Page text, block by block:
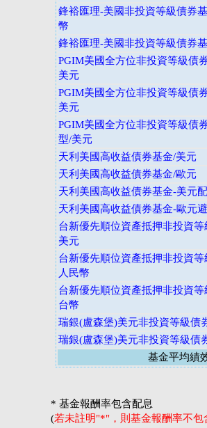
鋒裕匯理-美國非投資等級債券
幣
鋒裕匯理-美國非投資等級債券
PGIM美國全方位非投資等級債
美元
PGIM美國全方位非投資等級債
美元
PGIM美國全方位非投資等級債
型/美元
天利美國高收益債券基金/美元
天利美國高收益債券基金/歐元
天利美國高收益債券基金-美元
天利美國高收益債券基金-歐元
台新優先順位資產抵押非投資
美元
台新優先順位資產抵押非投資
人民幣
台新優先順位資產抵押非投資
台幣
瑞銀(盧森堡)美元非投資等級債
瑞銀(盧森堡)美元非投資等級債
基金平均績
* 基金報酬率包含配息
(若未註明"*"，則基金報酬率不